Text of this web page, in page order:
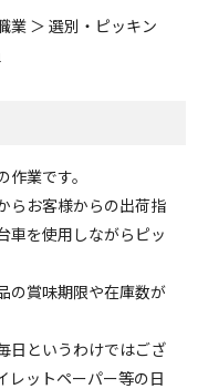
業 ＞ 選別・ピッキン
業です。
らお客様からの出荷指
車を使用しながらピッ
の賞味期限や在庫数が
日というわけではござ
レットペーパー等の日